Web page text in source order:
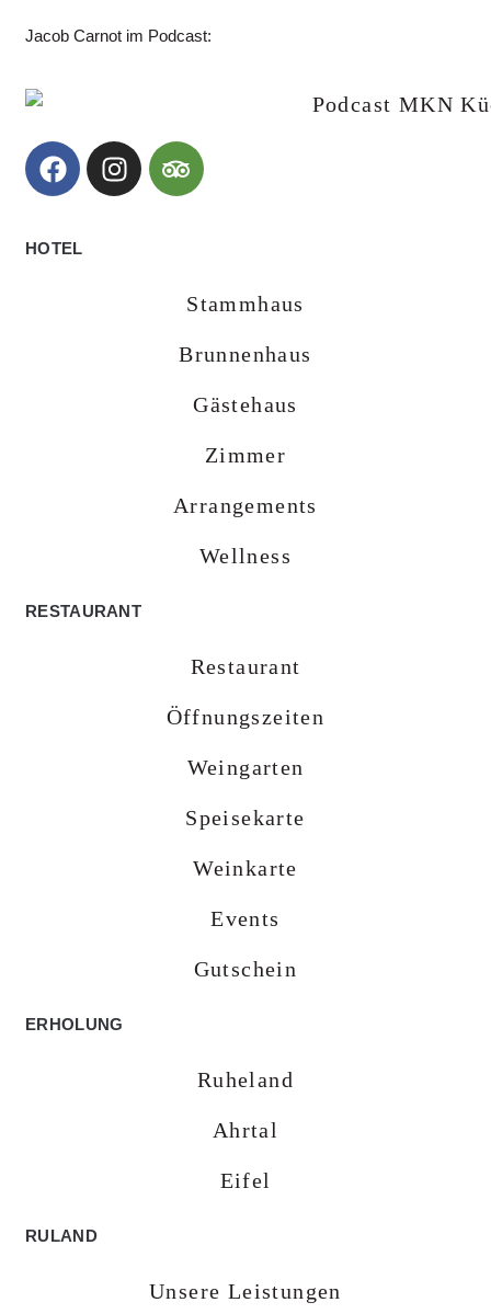
Jacob Carnot im Podcast:
HOTEL
Stammhaus
Brunnenhaus
Gästehaus
Zimmer
Arrangements
Wellness
RESTAURANT
Restaurant
Öffnungszeiten
Weingarten
Speisekarte
Weinkarte
Events
Gutschein
ERHOLUNG
Ruheland
Ahrtal
Eifel
RULAND
Unsere Leistungen